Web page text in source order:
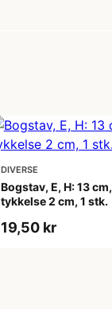
DIVERSE
Bogstav, E, H: 13 cm,
tykkelse 2 cm, 1 stk.
19,50 kr